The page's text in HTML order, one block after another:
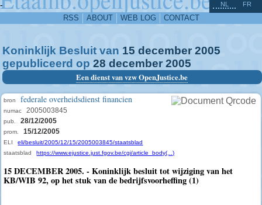
-
RSS ABOUT WEB LOG CONTACT
NL FR
Koninklijk Besluit van 15 december 2005
gepubliceerd op 28 december 2005
Een dienst van vzw OpenJustice.be
bron federale overheidsdienst financien
numac 2005003845
pub. 28/12/2005
prom. 15/12/2005
ELI
eli/besluit/2005/12/15/2005003845/staatsblad
staatsblad
https://www.ejustice.just.fgov.be/cgi/article_body(...)
15 DECEMBER 2005. - Koninklijk besluit tot wijziging van het
KB/WIB 92, op het stuk van de bedrijfsvoorheffing (1)
^